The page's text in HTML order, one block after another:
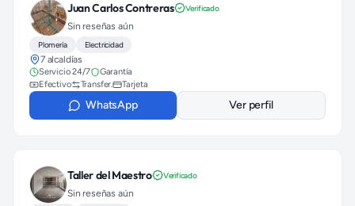
Juan Carlos Contreras Verificado
Sin reseñas aún
Plomería Electricidad
7 alcaldías
Servicio 24/7
Garantía
Efectivo
Transfer. Tarjeta
WhatsApp Ver perfil
Taller del Maestro Verificado
Sin reseñas aún